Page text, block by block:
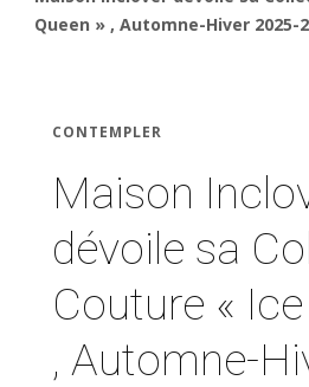
Queen » , Automne-Hiver 2025-
CONTEMPLER
Maison
dévoile sa
Couture «
, Automne-